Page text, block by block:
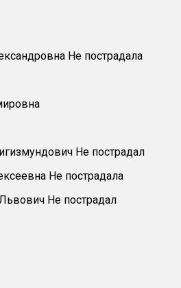
Не пострадала
Не пострадал
Не пострадала
Не пострадал